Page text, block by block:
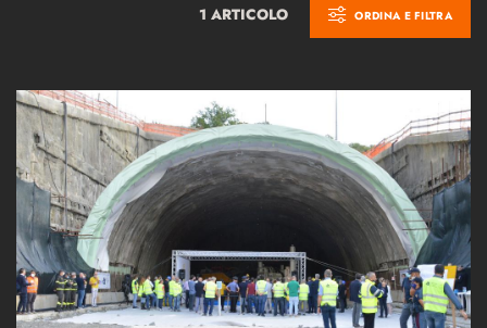
1 ARTICOLO ORDINA E FILTRA